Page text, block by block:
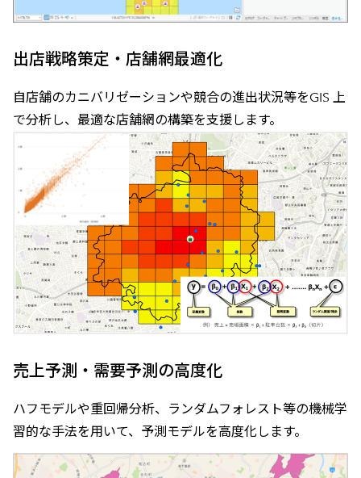
出店戦略策定・店舗網最適化
自店舗のカニバリゼーションや競合の進出状況等をGIS 上
で分析し、最適な店舗網の構築を支援します。
売上予測・需要予測の高度化
ハフモデルや重回帰分析、ランダムフォレスト等の機械学
習的な手法を用いて、予測モデルを高度化します。